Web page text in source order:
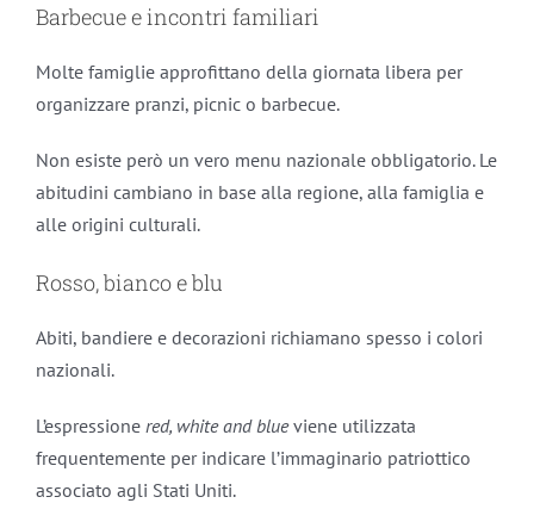
Barbecue e incontri familiari
Molte famiglie approfittano della giornata libera per
organizzare pranzi, picnic o barbecue.
Non esiste però un vero menu nazionale obbligatorio. Le
abitudini cambiano in base alla regione, alla famiglia e
alle origini culturali.
Rosso, bianco e blu
Abiti, bandiere e decorazioni richiamano spesso i colori
nazionali.
L’espressione red, white and blueviene utilizzata
frequentemente per indicare l’immaginario patriottico
associato agli Stati Uniti.